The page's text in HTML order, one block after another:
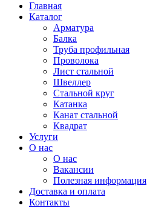
Главная
Каталог
Арматура
Балка
Труба профильная
Проволока
Лист стальной
Швеллер
Стальной круг
Катанка
Канат стальной
Квадрат
Услуги
О нас
О нас
Вакансии
Полезная информация
Доставка и оплата
Контакты